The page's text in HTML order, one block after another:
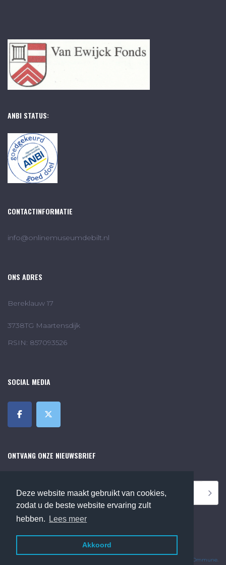
Deze website maakt gebruikt van cookies,
zodat u de beste website ervaring zult
hebben.
Lees meer
Akkoord
ANBI STATUS:
CONTACTINFORMATIE
info@onlinemuseumdebilt.nl
ONS ADRES
Bereklauw 17
3738TG Maartensdijk
RSIN: 857093526
SOCIAL MEDIA
ONTVANG ONZE NIEUWSBRIEF
©2018 Online Museum de Bilt. Alle rechten voorbehouden.
Ommune